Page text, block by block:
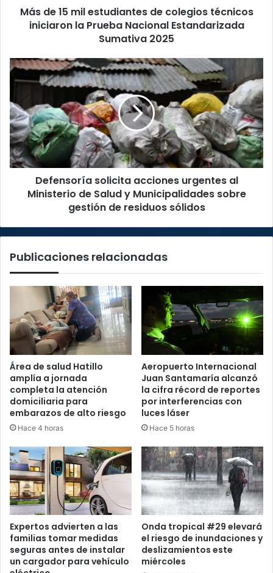
Prueba
Sumativa
2025
Más de 15 mil estudiantes de colegios técnicos
iniciaron la Prueba Nacional Estandarizada
Sumativa 2025
Defensoría
acciones
urgentes
al
Ministerio
de
Salud
y
Municipalidades
sobre
residuos
Defensoría solicita acciones urgentes al
Ministerio de Salud y Municipalidades sobre
gestión de residuos sólidos
Publicaciones relacionadas
Área de salud Hatillo
amplía a jornada
completa la atención
domiciliaria para
embarazos de alto riesgo
Hace 4 horas
Aeropuerto Internacional
Juan Santamaría alcanzó
la cifra récord de reportes
por interferencias con
luces láser
Hace 5 horas
Expertos advierten a las
familias tomar medidas
seguras antes de instalar
un cargador para vehículo
Onda tropical #29 elevará
el riesgo de inundaciones y
deslizamientos este
miércoles